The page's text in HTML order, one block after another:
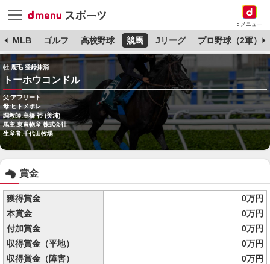
dメニュー
MLB ゴルフ 高校野球 競馬 Jリーグ プロ野球（2軍）
牡 鹿毛 登録抹消
トーホウコンドル
父:アフリート
母:ヒトメボレ
調教師:高橋 裕 (美浦)
馬主:東豊物産 株式会社
生産者:千代田牧場
賞金
獲得賞金
0万円
本賞金
0万円
付加賞金
0万円
収得賞金（平地）
0万円
収得賞金（障害）
0万円